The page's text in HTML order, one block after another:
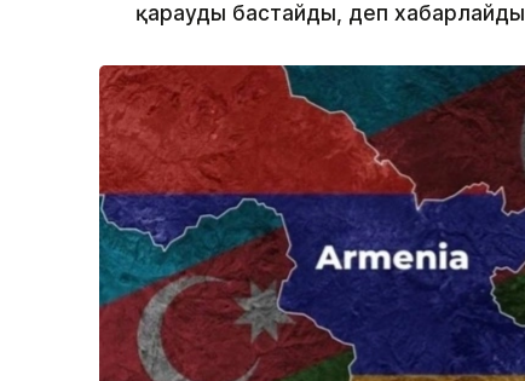
қарауды бастайды, деп хабарлайды